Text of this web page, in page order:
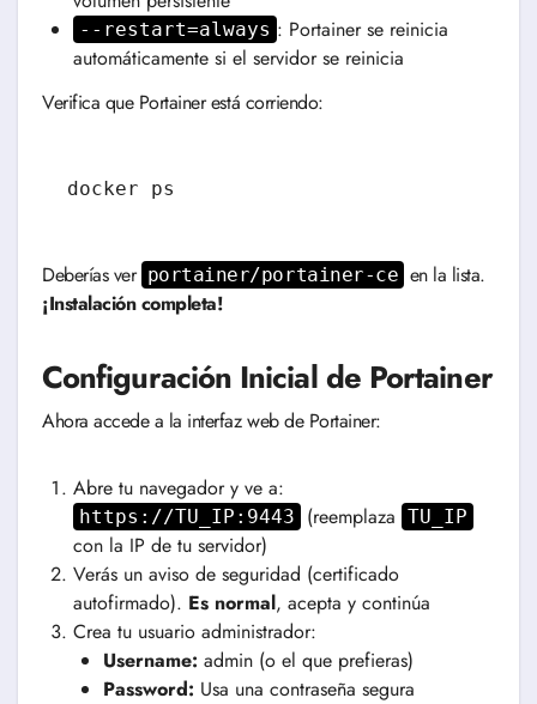
--restart=always : Portainer se reinicia
automáticamente si el servidor se reinicia
Verifica que Portainer está corriendo:
Deberías ver portainer/portainer-ce en la lista.
¡Instalación completa!
Configuración Inicial de Portainer
Ahora accede a la interfaz web de Portainer:
Abre tu navegador y ve a:
https://TU_IP:9443 (reemplaza TU_IP
con la IP de tu servidor)
Verás un aviso de seguridad (certificado
autofirmado). Es normal, acepta y continúa
Crea tu usuario administrador:
Username: admin (o el que prefieras)
Password: Usa una contraseña segura